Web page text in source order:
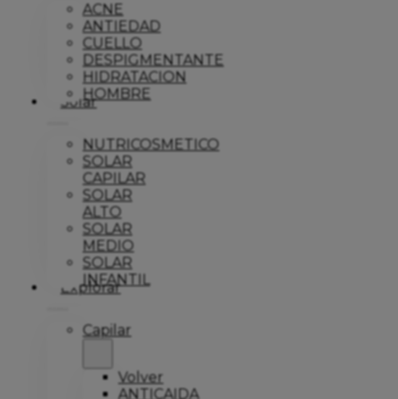
ACNE
ANTIEDAD
CUELLO
DESPIGMENTANTE
HIDRATACION
HOMBRE
Solar
NUTRICOSMETICO
SOLAR
CAPILAR
SOLAR
ALTO
SOLAR
MEDIO
SOLAR
INFANTIL
Explorar
Capilar
Volver
ANTICAIDA